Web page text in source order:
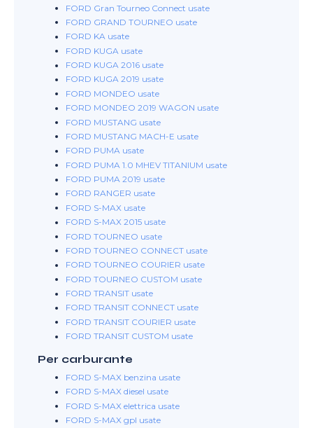
FORD Gran Tourneo Connect usate
FORD GRAND TOURNEO usate
FORD KA usate
FORD KUGA usate
FORD KUGA 2016 usate
FORD KUGA 2019 usate
FORD MONDEO usate
FORD MONDEO 2019 WAGON usate
FORD MUSTANG usate
FORD MUSTANG MACH-E usate
FORD PUMA usate
FORD PUMA 1.0 MHEV TITANIUM usate
FORD PUMA 2019 usate
FORD RANGER usate
FORD S-MAX usate
FORD S-MAX 2015 usate
FORD TOURNEO usate
FORD TOURNEO CONNECT usate
FORD TOURNEO COURIER usate
FORD TOURNEO CUSTOM usate
FORD TRANSIT usate
FORD TRANSIT CONNECT usate
FORD TRANSIT COURIER usate
FORD TRANSIT CUSTOM usate
Per carburante
FORD S-MAX benzina usate
FORD S-MAX diesel usate
FORD S-MAX elettrica usate
FORD S-MAX gpl usate